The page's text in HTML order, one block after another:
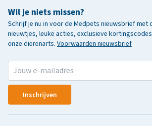
Wil je niets missen?
Schrijf je nu in voor de Medpets nieuwsbrief met
nieuwtjes, leuke acties, exclusieve
onze dierenarts. Voorwaarden nieuwsbrief
Inschrijven